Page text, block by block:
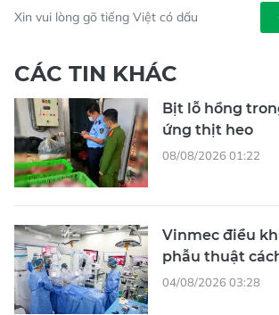
Xin vui lòng gõ tiếng Việt có dấu
CÁC TIN KHÁC
Bịt lỗ hổng
ứng thịt heo
08/08/2026 01:22
Vinmec điều
phẫu thuật
04/08/2026 03:28